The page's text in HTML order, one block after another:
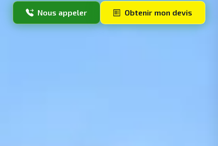
Nous appeler Obtenir mon devis